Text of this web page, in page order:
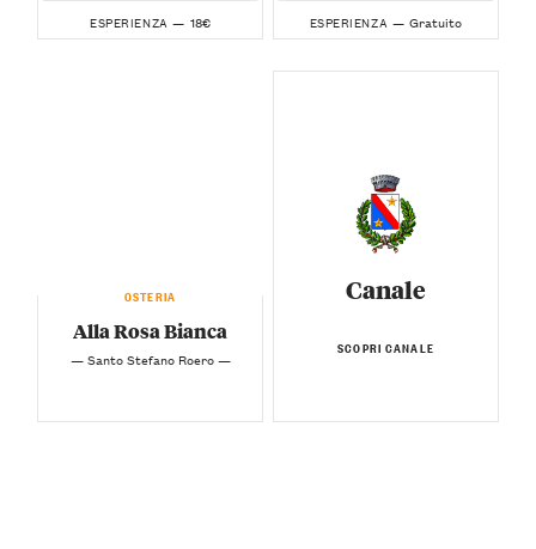
ESPERIENZA — 18€ ESPERIENZA — Gratuito
OSTERIA
Alla Rosa Bianca
— Santo Stefano Roero —
Canale
SCOPRI CANALE